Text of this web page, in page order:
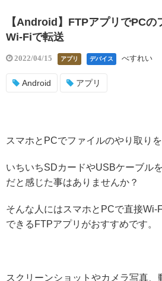
【Android】FTPアプリでPCの
Wi-Fiで転送
2022/04/15 アプリ デバイス べすれい
Android アプリ
スマホとPCでファイルのやり取りを
いちいちSDカードやUSBケーブル
だと感じた事はありませんか？
そんな人にはスマホとPCで直接Wi-
できるFTPアプリがおすすめです。
スクリーンショットやカメラ写真、